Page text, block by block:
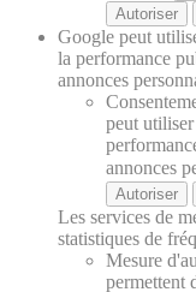
Autoriser
Google peut
la performance
annonces
peut
annonces
Autoriser
Les services de
statistiques de
Mesure
permettent